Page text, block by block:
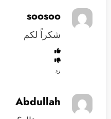
soosoo
شكراً لكم
رد
Abdullah